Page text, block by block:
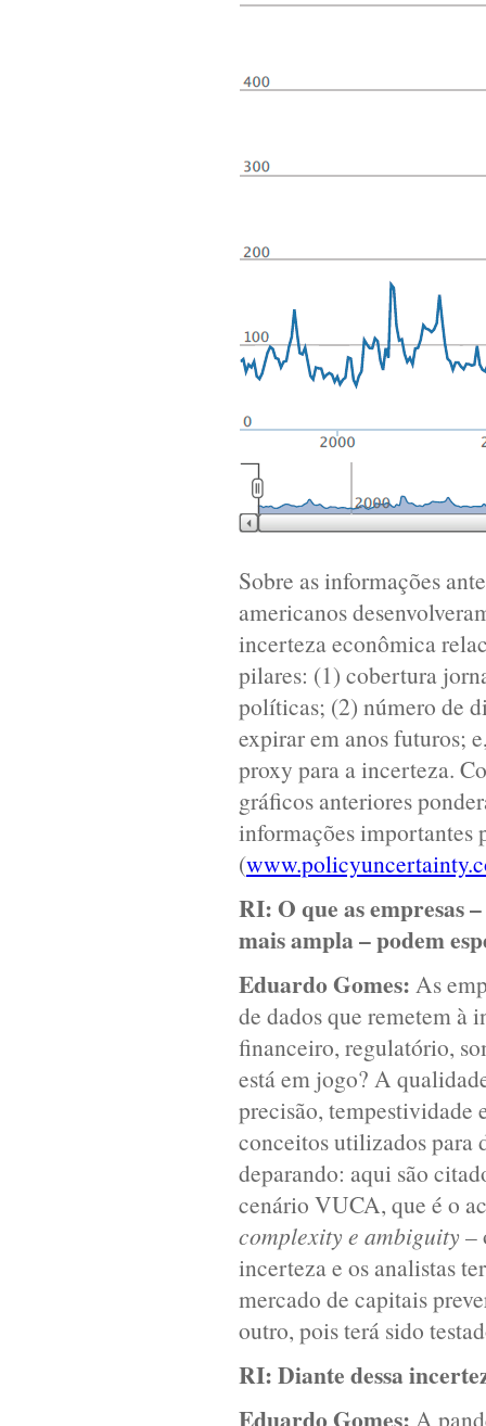
Sobre as informações
americanos
incerteza econômica
pilares: (1) cobertura
políticas; (2) número de
expirar em anos futuros;
proxy para a incerteza.
gráficos anteriores
informações importantes
(
RI:O que as empresas
mais ampla – podem
Eduardo Gomes: As
de dados que remetem à
financeiro, regulatório,
está em jogo? A
precisão, tempestividade
conceitos utilizados para
deparando: aqui são
cenário VUCA, que é o
complexity e ambiguity –
incerteza e os analistas
mercado de capitais
outro, pois terá sido
RI:Diante dessa
Eduardo Gomes: A